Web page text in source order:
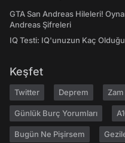
GTA San Andreas Hileleri!
Andreas Şifreleri
IQ Testi: IQ'unuzun Kaç
Keşfet
Twitter Deprem Zam
Günlük Burç Yorumları
Bugün Ne Pişirsem